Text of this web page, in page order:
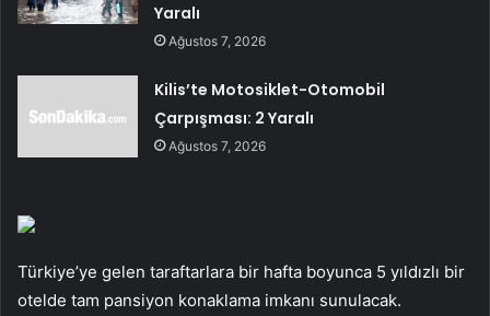
Yaralı
Ağustos 7, 2026
Kilis’te Motosiklet-Otomobil
Çarpışması: 2 Yaralı
Ağustos 7, 2026
Türkiye’ye gelen taraftarlara bir hafta boyunca 5 yıldızlı bir
otelde tam pansiyon konaklama imkanı sunulacak.